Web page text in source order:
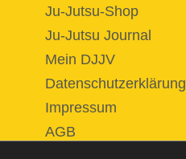
Ju-Jutsu-Shop
Ju-Jutsu Journal
Mein DJJV
Datenschutzerklärung
Impressum
AGB